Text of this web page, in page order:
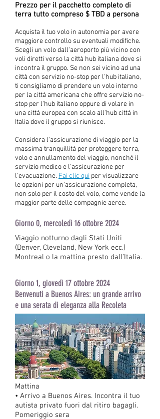
Prezzo per il pacchetto completo di
terra tutto compreso $ TBD a persona
Acquista il tuo volo in autonomia per avere
maggiore controllo su eventuali modifiche.
Scegli un volo dall'aeroporto più vicino con
voli diretti verso la città hub italiana dove si
incontra il gruppo. Se non sei vicino ad una
città con servizio no-stop per l'hub italiano,
ti consigliamo di prendere un volo interno
per la città americana che offre servizio no-
stop per l'hub italiano oppure di volare in
una città europea con scalo all'hub città in
Italia dove il gruppo si riunisce. ​
Considera l'assicurazione di viaggio per la
massima tranquillità per proteggere terra,
volo e annullamento del viaggio, nonché il
servizio medico e l'assicurazione per
l'evacuazione. Fai clic qui per visualizzare
le opzioni per un'assicurazione completa,
non solo per il costo del volo, come vende la
maggior parte delle compagnie aeree.
Giorno 0, mercoledì 16 ottobre 2024
Viaggio notturno dagli Stati Uniti
(Denver, Cleveland, New York ecc.)
Montreal o la mattina presto dall'Italia.
Giorno 1, giovedì 17 ottobre 2024
Benvenuti a Buenos Aires: un grande arrivo
e una serata di eleganza alla Recoleta
Mattina
• Arrivo a Buenos Aires. Incontra il tuo
autista privato fuori dal ritiro bagagli.
Pomeriggio sera